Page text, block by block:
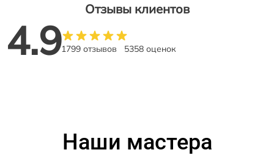
Отзывы клиентов
4.91799 отзывов 5358 оценок
Наши мастера